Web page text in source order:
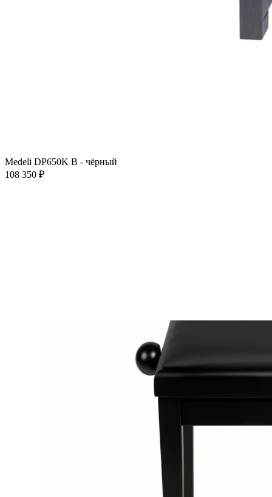
Medeli DP650K B - чёрный
108 350 ₽